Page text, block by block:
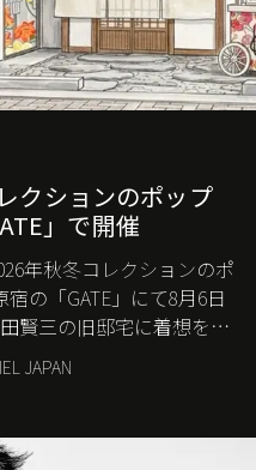
クションのポップ
」で開催
年秋冬コレクションのポ
の「GATE」にて8月6日
賢三の旧邸宅に着想を得
遊び心が交差する最新
JAPAN